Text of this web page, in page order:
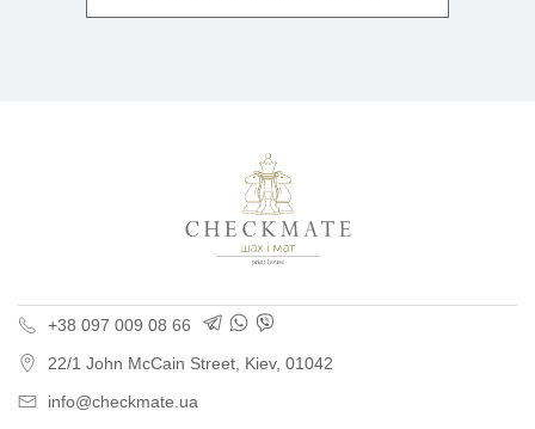
+38 097 009 08 66
22/1 John McCain Street, Kiev, 01042
info@checkmate.ua